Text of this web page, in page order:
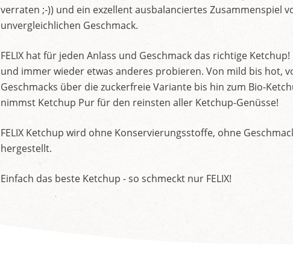
verraten ;-)) und ein exzellent ausbalanciertes Zusammenspiel
unvergleichlichen Geschmack.
FELIX hat für jeden Anlass und Geschmack das richtige
und immer wieder etwas anderes probieren. Von mild bis hot,
Geschmacks über die zuckerfreie Variante bis hin zum Bio-
nimmst Ketchup Pur für den reinsten aller Ketchup-Genüsse!
FELIX Ketchup wird ohne Konservierungsstoffe, ohne
hergestellt.
Einfach das beste Ketchup - so schmeckt nur FELIX!